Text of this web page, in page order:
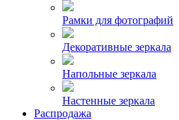
Рамки для фотографий
Декоративные зеркала
Напольные зеркала
Настенные зеркала
Распродажа